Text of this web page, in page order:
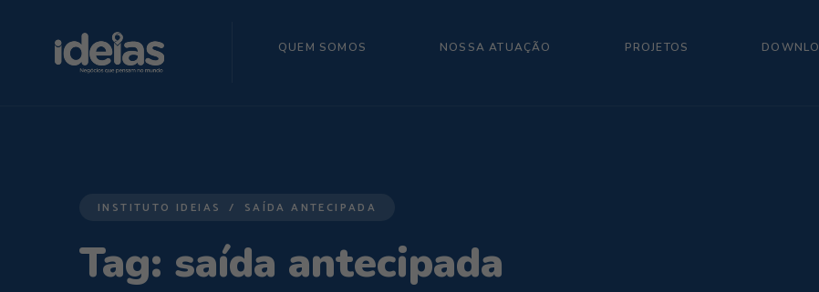
QUEM SOMOS NOSSA ATUAÇÃO PROJETOS
INSTITUTO IDEIAS SAÍDA ANTECIPADA
Tag: saída antecipada